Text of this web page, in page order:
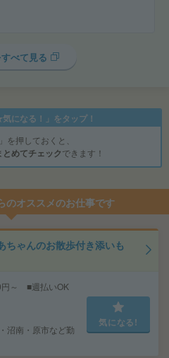
べて見る
になる！」をタップ！
を押しておくと、
めてチェックできます！
のオススメのお仕事です
ちゃんのお散歩付き添いも
円～ ■週払いOK
沼南・原市など勤
気になる!